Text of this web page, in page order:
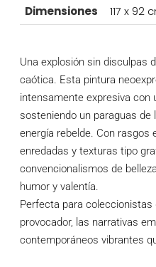
Dimensiones
117 x 92
Una explosión sin disculpas
caótica. Esta pintura
intensamente expresiva con
sosteniendo un paraguas de
energía rebelde. Con rasgos
enredadas y texturas tipo
convencionalismos de
humor y valentía.
Perfecta para
provocador, las narrativas
contemporáneos vibrantes